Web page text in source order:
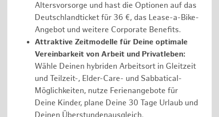
Altersvorsorge und hast die Optionen auf das
Deutschlandticket für 36 €, das Lease-a-Bike-
Angebot und weitere Corporate Benefits.
Attraktive Zeitmodelle für Deine optimale
Vereinbarkeit von Arbeit und Privatleben:
Wähle Deinen hybriden Arbeitsort in Gleitzeit
und Teilzeit-, Elder-Care- und Sabbatical-
Möglichkeiten, nutze Ferienangebote für
Deine Kinder, plane Deine 30 Tage Urlaub und
Deinen Überstundenausgleich.